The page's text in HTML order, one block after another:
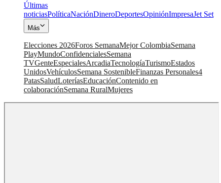
Últimas
noticiasPolíticaNaciónDineroDeportesOpiniónImpresaJet Set
Más
Elecciones 2026Foros SemanaMejor ColombiaSemana
PlayMundoConfidencialesSemana
TVGenteEspecialesArcadiaTecnologíaTurismoEstados
UnidosVehículosSemana SostenibleFinanzas Personales4
PatasSaludLoteríasEducaciónContenido en
colaboraciónSemana RuralMujeres